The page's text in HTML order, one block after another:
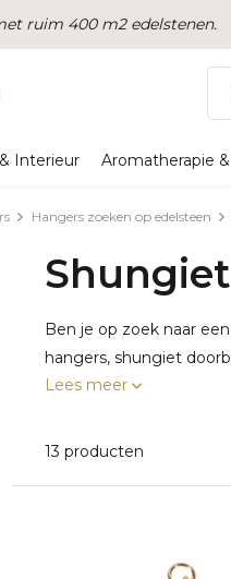
ruim 400 m2 edelstenen.
Interieur Aromatherapie
Hangers zoeken op edelsteen
Ben je op zoek naar
hangers, shungiet
Lees meer
13 producten